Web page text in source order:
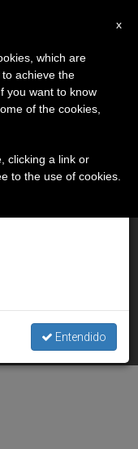
2012
la Nueva
×
la pausa
de verano
también el
Entendido
x
which are
achieve the
you want to know
of the cookies,
clicking a link or
to the use of cookies.